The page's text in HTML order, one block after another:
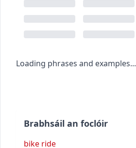
Loading phrases and examples...
Brabhsáil an foclóir
bike ride